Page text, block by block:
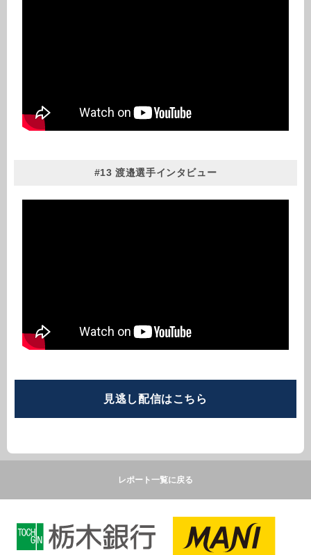
#13 渡邉選手インタビュー
見逃し配信はこちら
レポート一覧に戻る